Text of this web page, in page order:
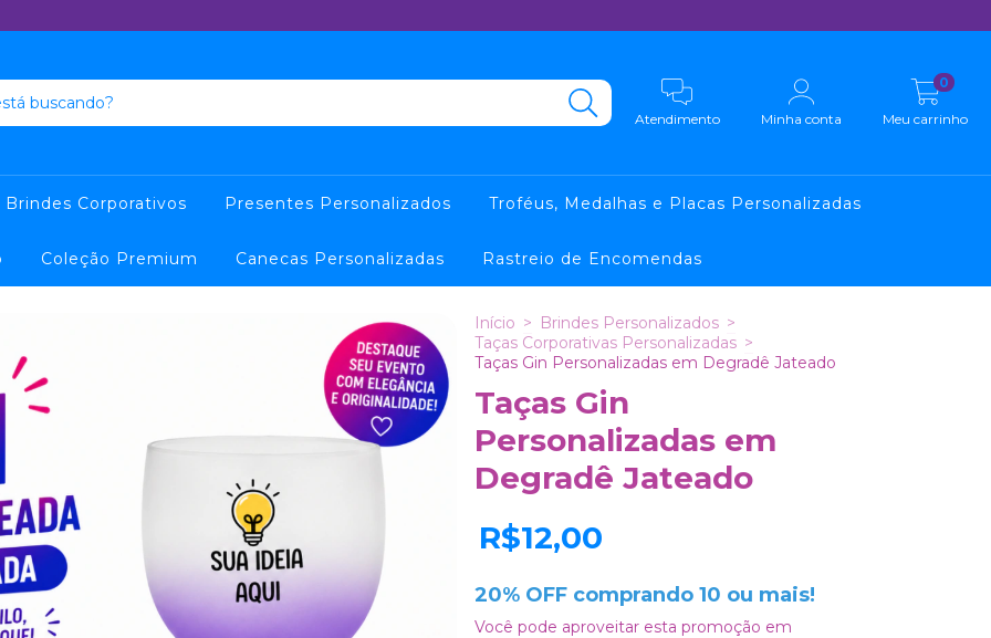
Atendimento Minha conta Meu carrinho
0
Brindes Corporativos Presentes Personalizados Troféus, Medalhas e Placas Personalizadas
Coleção Premium Canecas Personalizadas Rastreio de Encomendas
Início > Brindes Personalizados >
Taças Corporativas Personalizadas >
Taças Gin Personalizadas em Degradê Jateado
Taças Gin
Personalizadas em
Degradê Jateado
R$12,00
20% OFF comprando 10 ou mais!
Você pode aproveitar esta promoção em